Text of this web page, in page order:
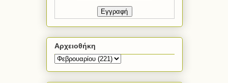
Αρχειοθήκη